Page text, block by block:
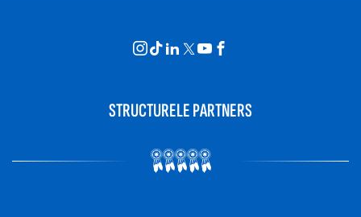
STRUCTURELE PARTNERS